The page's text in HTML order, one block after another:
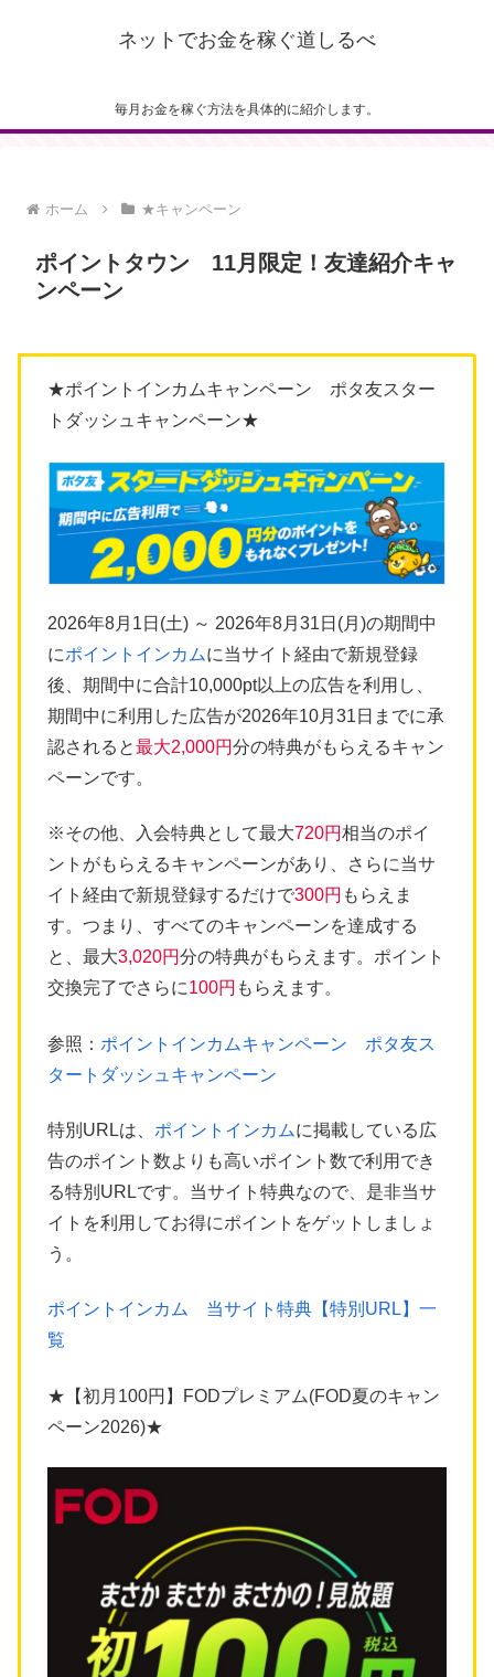
ネットでお金を稼ぐ道しるべ
毎月お金を稼ぐ方法を具体的に紹介します。
ホーム ★キャンペーン
ポイントタウン 11月限定！友達紹介キャ
ンペーン
★ポイントインカムキャンペーン ポタ友スター
トダッシュキャンペーン★
2026年8月1日(土) ～ 2026年8月31日(月)の期間中
にポイントインカムに当サイト経由で新規登録
後、期間中に合計10,000pt以上の広告を利用し、
期間中に利用した広告が2026年10月31日までに承
認されると最大2,000円分の特典がもらえるキャン
ペーンです。
※その他、入会特典として最大720円相当のポイ
ントがもらえるキャンペーンがあり、さらに当サ
イト経由で新規登録するだけで300円 もらえま
す。つまり、すべてのキャンペーンを達成する
と、最大3,020円分の特典がもらえます。ポイント
交換完了でさらに100円 もらえます。
参照： ポイントインカムキャンペーン ポタ友ス
タートダッシュキャンペーン
特別URLは、 ポイントインカムに掲載している広
告のポイント数よりも高いポイント数で利用でき
る特別URLです。当サイト特典なので、是非当サ
イトを利用してお得にポイントをゲットしましょ
う。
ポイントインカム 当サイト特典【特別URL】一
覧
★【初月100円】FODプレミアム(FOD夏のキャン
ペーン2026)★